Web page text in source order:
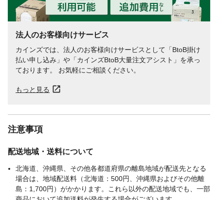
法人のお客様向けサービス
カインズでは、法人のお客様向けサービスとして「BtoB掛け
払い申し込み」や「カインズBtoB大量注文アシスト」を承っ
ております。 お気軽にご相談ください。
もっと見る
注意事項
配送地域・送料について
北海道、沖縄県、その他各都道府県の離島地域が配送先となる
場合は、地域配送料（北海道：500円、沖縄県およびその他離
島：1,700円）がかかります。これら以外の配送地域でも、一部